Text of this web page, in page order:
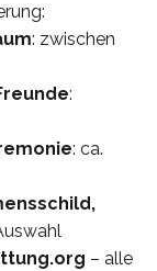
: zwischen
:
: ca.
– alle